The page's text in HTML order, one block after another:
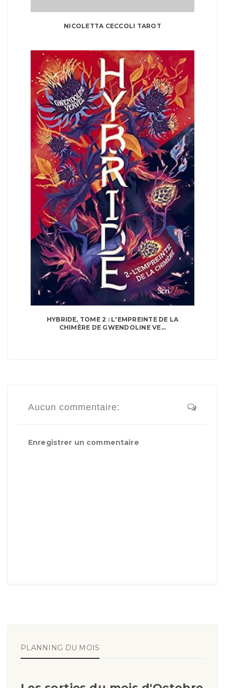
NICOLETTA CECCOLI TAROT
HYBRIDE, TOME 2 : L'EMPREINTE DE LA
CHIMÈRE DE GWENDOLINE VE...
Aucun commentaire:
Enregistrer un commentaire
PLANNING DU MOIS